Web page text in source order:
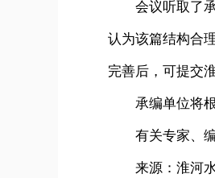
会议听取了承
认为该篇结构合
完善后，可提交
承编单位将根
有关专家、编
来源：淮河水